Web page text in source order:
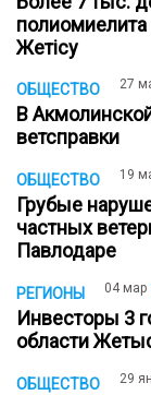
Жетісу
ОБЩЕСТВО 27
В
ветсправки
ОБЩЕСТВО 19
Грубые
частных
Павлодаре
РЕГИОНЫ 04 мар
Инвесторы 3
области
ОБЩЕСТВО 29